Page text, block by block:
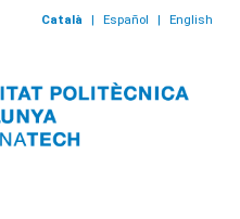
Català | Español | English